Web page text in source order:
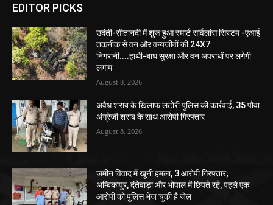
EDITOR PICKS
उदंती-सीतानदी में शुरू हुआ स्मार्ट सर्विलांस सिस्टम -एआई
तकनीक से वन और वन्यजीवों की 24X7
निगरानी....हाथी-बाघ सुरक्षा और वन अपराधों पर लगेगी
लगाम
August 8, 2026
अवैध शराब के खिलाफ लटोरी पुलिस की कार्रवाई, 35 पौवा
अंग्रेजी शराब के साथ आरोपी गिरफ्तार
August 8, 2026
जमीन विवाद में खूनी हमला, 3 आरोपी गिरफ्तार;
अम्बिकापुर, दंतेवाड़ा और भोपाल में छिपते रहे, पहले एक
आरोपी को पुलिस भेज चुकी है जेल